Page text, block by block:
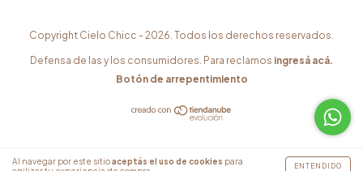
Al navegar por este sitioaceptás el uso de cookies para
ENTENDIDO
Copyright Cielo Chicc - 2026. Todos los derechos reservados.
Defensa de las y los consumidores. Para reclamos ingresá acá.
Botón de arrepentimiento